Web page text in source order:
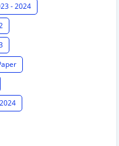
- 2024